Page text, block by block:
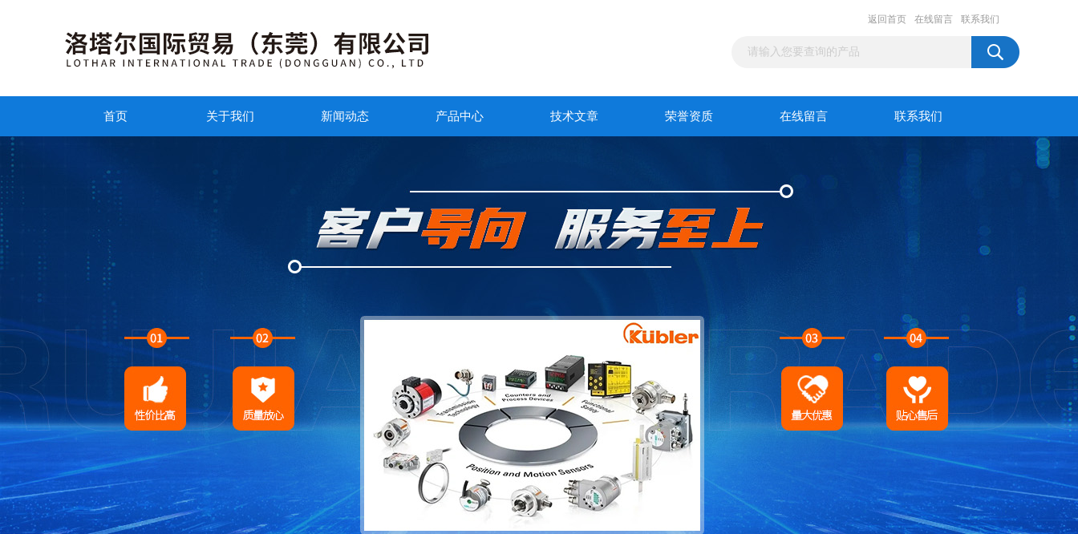
返回首页 在线留言 联系我们
首页 关于我们 新闻动态 产品中心 技术文章 荣誉资质 在线留言 联系我们